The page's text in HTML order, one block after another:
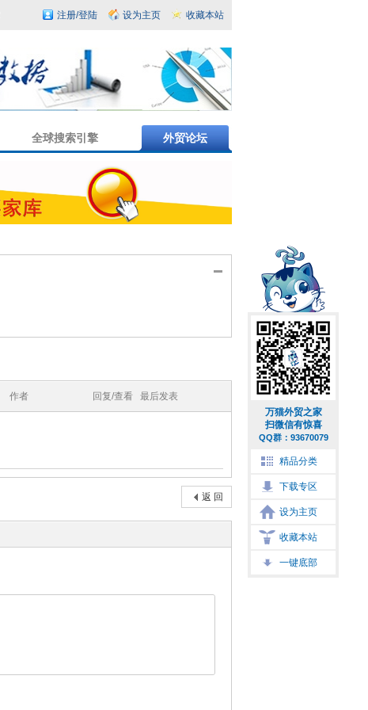
万猫外贸之家
扫微信有惊喜
QQ群：93670079
精品分类
下载专区
设为主页
收藏本站
一键底部
注册/登陆 设为主页 收藏本站
全球搜索引擎 外贸论坛
作者 回复/查看 最后发表
返 回